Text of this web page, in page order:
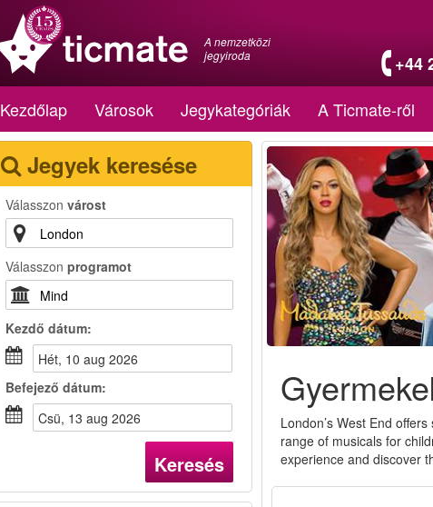
A nemzetközi
jegyiroda
+44
Kezdőlap Városok Jegykategóriák A Ticmate-ről
Jegyek keresése
Válasszon várost
Válasszon programot
Kezdő dátum:
hét, 10 aug 2026
Befejező dátum:
csü, 13 aug 2026
Keresés
London’s West End
range of musicals for
experience and discover